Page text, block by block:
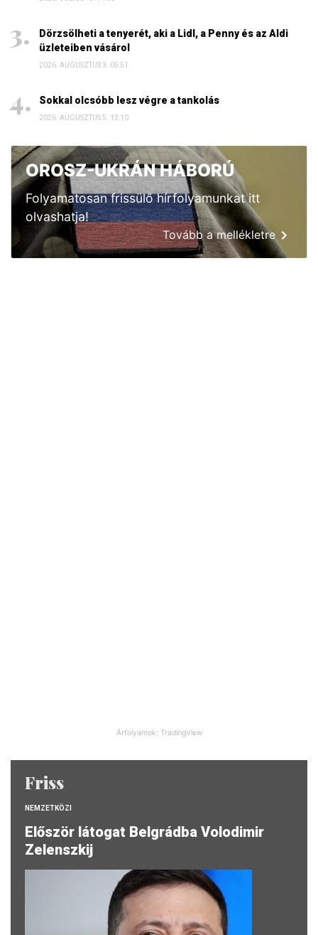
Dörzsölheti a tenyerét, aki a Lidl, a Penny és az Aldi
üzleteiben vásárol
2026. AUGUSZTUS 3. 05:51
Sokkal olcsóbb lesz végre a tankolás
2026. AUGUSZTUS 5. 12:10
OROSZ-UKRÁN HÁBORÚ
Folyamatosan frissülő hírfolyamunkat itt
olvashatja!
Tovább a mellékletre
Árfolyamok: TradingView
Friss
NEMZETKÖZI
Először látogat Belgrádba Volodimir
Zelenszkij